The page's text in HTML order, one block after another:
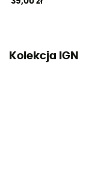
Kolekcja IGN